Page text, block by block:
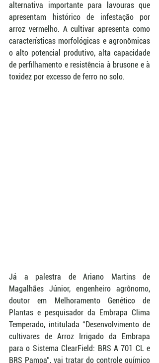
alternativa importante para lavouras que
apresentam histórico de infestação por
arroz vermelho. A cultivar apresenta como
características morfológicas e agronômicas
o alto potencial produtivo, alta capacidade
de perfilhamento e resistência à brusone e à
toxidez por excesso de ferro no solo.
Já a palestra de Ariano Martins de
Magalhães Júnior, engenheiro agrônomo,
doutor em Melhoramento Genético de
Plantas e pesquisador da Embrapa Clima
Temperado, intitulada “Desenvolvimento de
cultivares de Arroz Irrigado da Embrapa
para o Sistema ClearField: BRS A 701 CL e
BRS Pampa”, vai tratar do controle químico